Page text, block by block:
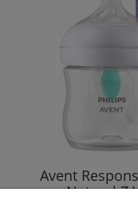
Avent
Natural Z